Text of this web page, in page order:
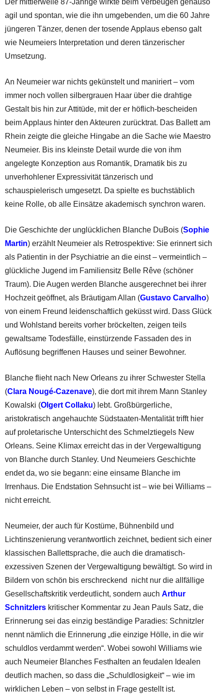
agil und spontan, wie die ihn umgebenden, um die 60 Jahre
jüngeren Tänzer, denen der tosende Applaus ebenso galt
wie Neumeiers Interpretation und deren tänzerischer
Umsetzung.
An Neumeier war nichts gekünstelt und maniriert – vom
immer noch vollen silbergrauen Haar über die drahtige
Gestalt bis hin zur Attitüde, mit der er höflich-bescheiden
beim Applaus hinter den Akteuren zurücktrat. Das Ballett am
Rhein zeigte die gleiche Hingabe an die Sache wie Maestro
Neumeier. Bis ins kleinste Detail wurde die von ihm
angelegte Konzeption aus Romantik, Dramatik bis zu
unverhohlener Expressivität tänzerisch und
schauspielerisch umgesetzt. Da spielte es buchstäblich
keine Rolle, ob alle Einsätze akademisch synchron waren.
Die Geschichte der unglücklichen Blanche DuBois (Sophie
Martin) erzählt Neumeier als Retrospektive: Sie erinnert sich
als Patientin in der Psychiatrie an die einst – vermeintlich –
glückliche Jugend im Familiensitz Belle Rêve (schöner
Traum). Die Augen werden Blanche ausgerechnet bei ihrer
Hochzeit geöffnet, als Bräutigam Allan (Gustavo Carvalho)
von einem Freund leidenschaftlich geküsst wird. Dass Glück
und Wohlstand bereits vorher bröckelten, zeigen teils
gewaltsame Todesfälle, einstürzende Fassaden des in
Auflösung begriffenen Hauses und seiner Bewohner.
Blanche flieht nach New Orleans zu ihrer Schwester Stella
(Clara Nougé-Cazenave), die dort mit ihrem Mann Stanley
Kowalski (Olgert Collaku) lebt. Großbürgerliche,
aristokratisch angehauchte Südstaaten-Mentalität trifft hier
auf proletarische Unterschicht des Schmelztiegels New
Orleans. Seine Klimax erreicht das in der Vergewaltigung
von Blanche durch Stanley. Und Neumeiers Geschichte
endet da, wo sie begann: eine einsame Blanche im
Irrenhaus. Die Endstation Sehnsucht ist – wie bei Williams –
nicht erreicht.
Neumeier, der auch für Kostüme, Bühnenbild und
Lichtinszenierung verantwortlich zeichnet, bedient sich einer
klassischen Ballettsprache, die auch die dramatisch-
exzessiven Szenen der Vergewaltigung bewältigt. So wird in
Bildern von schön bis erschreckend nicht nur die allfällige
Gesellschaftskritik verdeutlicht, sondern auch Arthur
Schnitzlers kritischer Kommentar zu Jean Pauls Satz, die
Erinnerung sei das einzig beständige Paradies: Schnitzler
nennt nämlich die Erinnerung „die einzige Hölle, in die wir
schuldlos verdammt werden“. Wobei sowohl Williams wie
auch Neumeier Blanches Festhalten an feudalen Idealen
deutlich machen, so dass die „Schuldlosigkeit“ – wie im
wirklichen Leben – von selbst in Frage gestellt ist.